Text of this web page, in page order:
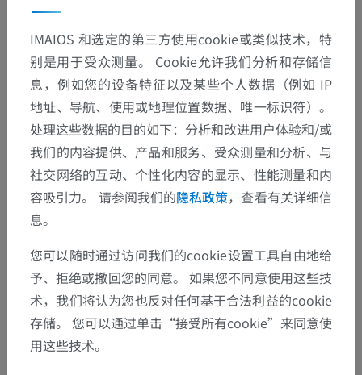
发现错误？
欢迎提出更正、翻译或内容改进的建议。
检举错误
下载APP
IMAIOS 和选定的第三方使用cookie或类似技术，特
别是用于受众测量。 Cookie允许我们分析和存储信
息，例如您的设备特征以及某些个人数据（例如 IP
地址、导航、使用或地理位置数据、唯一标识符）。
处理这些数据的目的如下：分析和改进用户体验和/或
我们的内容提供、产品和服务、受众测量和分析、与
社交网络的互动、个性化内容的显示、性能测量和内
容吸引力。 请参阅我们的隐私政策，查看有关详细信
息。
您可以随时通过访问我们的cookie设置工具自由地给
予、拒绝或撤回您的同意。 如果您不同意使用这些技
术，我们将认为您也反对任何基于合法利益的cookie
存储。 您可以通过单击“接受所有cookie”来同意使
用这些技术。